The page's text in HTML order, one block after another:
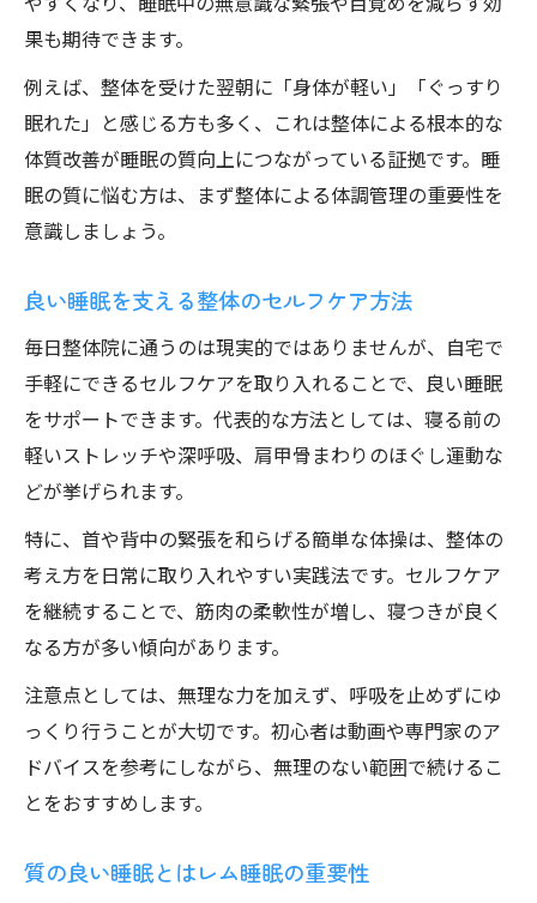
果も期待できます。
例えば、整体を受けた翌朝に「身体が軽い」「ぐっすり
眠れた」と感じる方も多く、これは整体による根本的な
体質改善が睡眠の質向上につながっている証拠です。睡
眠の質に悩む方は、まず整体による体調管理の重要性を
意識しましょう。
良い睡眠を支える整体のセルフケア方法
毎日整体院に通うのは現実的ではありませんが、自宅で
手軽にできるセルフケアを取り入れることで、良い睡眠
をサポートできます。代表的な方法としては、寝る前の
軽いストレッチや深呼吸、肩甲骨まわりのほぐし運動な
どが挙げられます。
特に、首や背中の緊張を和らげる簡単な体操は、整体の
考え方を日常に取り入れやすい実践法です。セルフケア
を継続することで、筋肉の柔軟性が増し、寝つきが良く
なる方が多い傾向があります。
注意点としては、無理な力を加えず、呼吸を止めずにゆ
っくり行うことが大切です。初心者は動画や専門家のア
ドバイスを参考にしながら、無理のない範囲で続けるこ
とをおすすめします。
質の良い睡眠とはレム睡眠の重要性